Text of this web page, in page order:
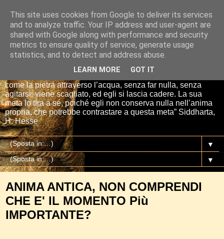
Io sono il mio Buddha
“Se tu getti una pietra nell’acqua, essa si affretta per la via
più breve fino al fondo. E così è Siddharta, quando ha una
meta, un proposito. Siddharta non fa nulla. Siddharta pensa,
come la pietra attraverso l’acqua, senza far nulla, senza
agitarsi: viene scagliato, ed egli si lascia cadere. La sua
meta lo tira a sé, poiché egli non conserva nulla nell’anima
propria, che potrebbe contrastare a questa meta” Siddharta,
H. Hesse
▼
▼
ANIMA ANTICA, NON COMPRENDI
CHE E' IL MOMENTO Più
IMPORTANTE?
This site uses cookies from Google to deliver its services
and to analyze traffic. Your IP address and user-agent are
shared with Google along with performance and security
metrics to ensure quality of service, generate usage
statistics, and to detect and address abuse.
LEARN MORE GOT IT